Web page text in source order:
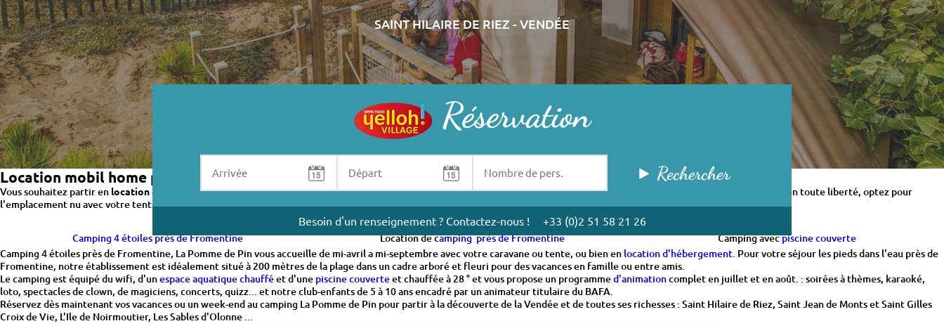
SAINT HILAIRE DE RIEZ - VENDÉE
Réservation
Rechercher
Besoin d'un renseignement ? Contactez-nous ! +33 (0)2 51 58 21 26
Location mobil home près de Fromentine
Vous souhaitez partir en location de mobil homeprès de Fromentine ? choisissez l'un de noshébergements locatif: moblil-home ou tente lodge ou pour des vacances nature et en toute liberté, optez pour
l'emplacement nu avec votre tente, caravane ou votre camping-car.
Camping 4 étoiles près de Fromentine Location de camping près de Fromentine Camping avecpiscine couverte
Camping 4 étoiles près de Fromentine, La Pomme de Pin vous accueille de mi-avril a mi-septembre avec votre caravane ou tente, ou bien en location d'hébergement. Pour votre séjour les pieds dans l'eau près de
Fromentine, notre établissement est idéalement situé à 200 mètres de la plage dans un cadre arboré et fleuri pour des vacances en famille ou entre amis.
Le camping est équipé du wifi, d'unespace aquatique chaufféet d'une piscine couverteet chauffée à 28 ° et vous propose un programmed'animationcomplet en juillet et en août. : soirées à thèmes, karaoké,
loto, spectacles de clown, de magiciens, concerts, quizz... et notre club-enfants de 5 à 10 ans encadré par un animateur titulaire du BAFA.
Réservez dès maintenant vos vacances ou un week-end au camping La Pomme de Pin pour partir à la découverte de la Vendée et de toutes ses richesses : Saint Hilaire de Riez, Saint Jean de Monts et Saint Gilles
Croix de Vie, L'Ile de Noirmoutier, Les Sables d'Olonne ...